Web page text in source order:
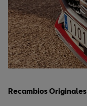
Recambios Originales